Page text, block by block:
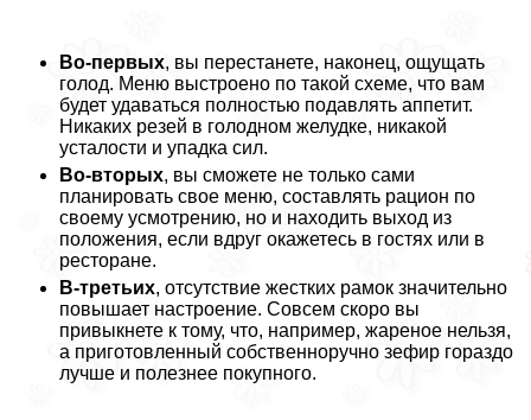
Во-первых, вы перестанете, наконец, ощущать
голод. Меню выстроено по такой схеме, что вам
будет удаваться полностью подавлять аппетит.
Никаких резей в голодном желудке, никакой
усталости и упадка сил.
Во-вторых, вы сможете не только сами
планировать свое меню, составлять рацион по
своему усмотрению, но и находить выход из
положения, если вдруг окажетесь в гостях или в
ресторане.
В-третьих, отсутствие жестких рамок значительно
повышает настроение. Совсем скоро вы
привыкнете к тому, что, например, жареное нельзя,
а приготовленный собственноручно зефир гораздо
лучше и полезнее покупного.